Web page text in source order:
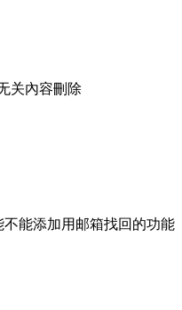
关內容刪除
能添加用邮箱找回的功能